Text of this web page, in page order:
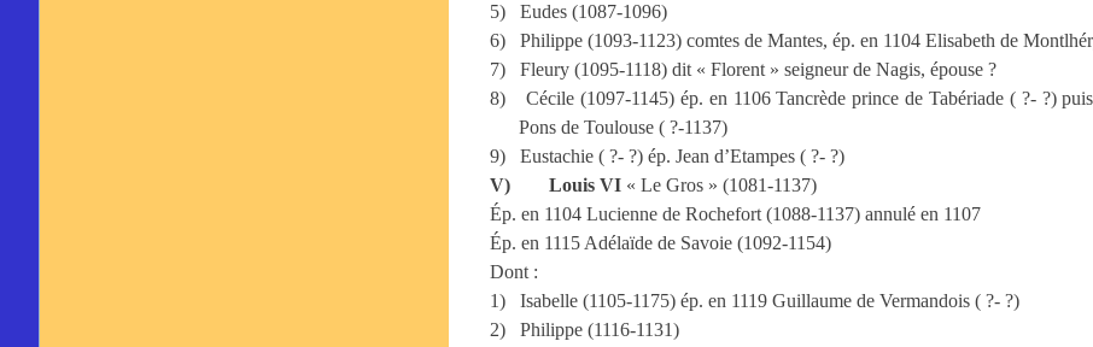
5)
Eudes (1087-1096)
6)
Philippe (1093-1123) comtes de Mantes, ép. en 1104 Elisabeth de
7)
Fleury (1095-1118) dit « Florent » seigneur de Nagis, épouse ?
8)
Cécile (1097-1145) ép. en 1106 Tancrède prince de Tabériade ( ?- ?)
Pons de Toulouse ( ?-1137)
9)
Eustachie ( ?- ?) ép. Jean d’Etampes ( ?- ?)
V)
Louis VI « Le Gros » (1081-1137)
Ép. en 1104 Lucienne de Rochefort (1088-1137) annulé en 1107
Ép. en 1115 Adélaïde de Savoie (1092-1154)
Dont :
1)
Isabelle (1105-1175) ép. en 1119 Guillaume de Vermandois ( ?- ?)
2)
Philippe (1116-1131)